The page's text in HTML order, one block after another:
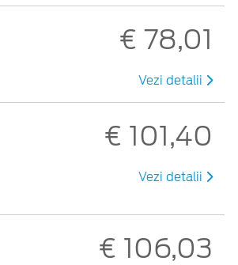
€ 78,01
Vezi detalii
€ 101,40
Vezi detalii
€ 106,03